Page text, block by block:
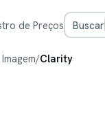
de Preços Buscar
/Clarity